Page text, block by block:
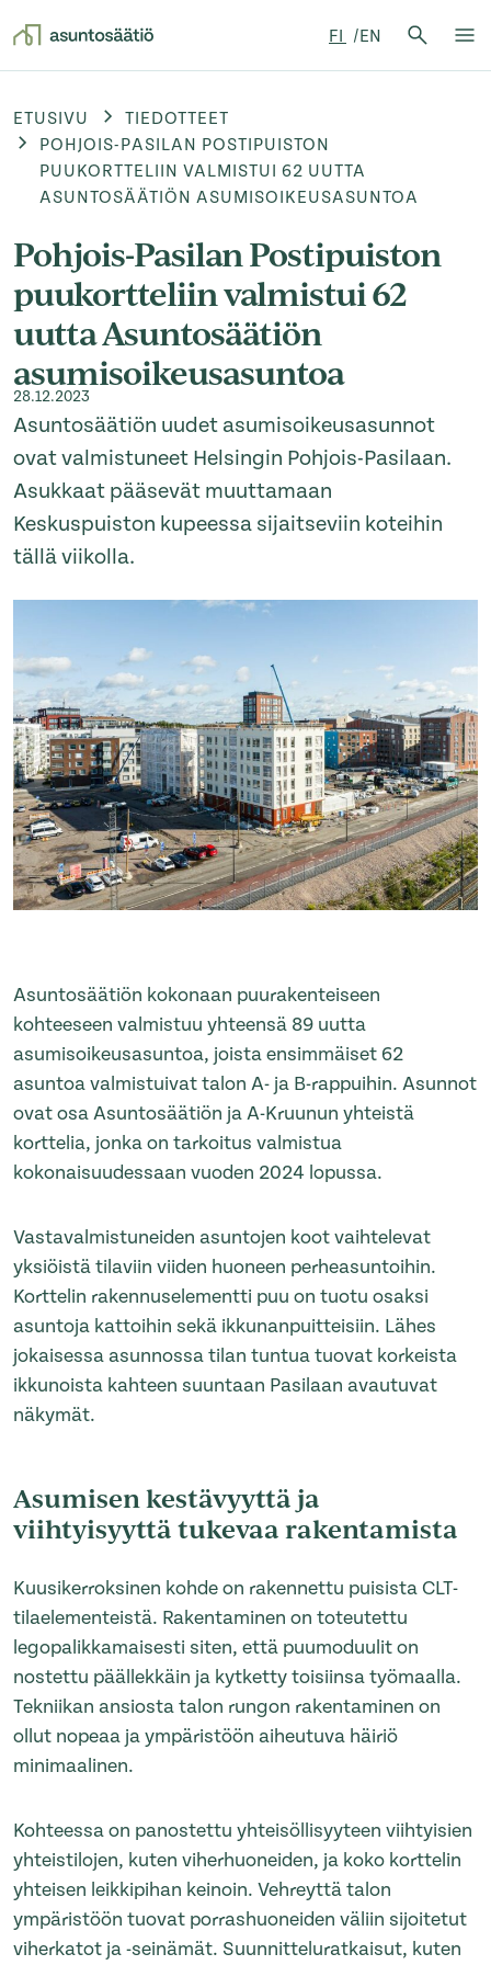
FI EN
Hae:
ETUSIVU
TIEDOTTEET
POHJOIS-PASILAN POSTIPUISTON
PUUKORTTELIIN VALMISTUI 62 UUTTA
ASUNTOSÄÄTIÖN ASUMISOIKEUSASUNTOA
Pohjois-Pasilan Postipuiston
puukortteliin valmistui 62
uutta Asuntosäätiön
asumisoikeusasuntoa
28.12.2023
Asuntosäätiön uudet asumisoikeusasunnot
ovat valmistuneet Helsingin Pohjois-Pasilaan.
Asukkaat pääsevät muuttamaan
Keskuspuiston kupeessa sijaitseviin koteihin
tällä viikolla.
Asuntosäätiön kokonaan puurakenteiseen
kohteeseen valmistuu yhteensä 89 uutta
asumisoikeusasuntoa, joista ensimmäiset 62
asuntoa valmistuivat talon A- ja B-rappuihin. Asunnot
ovat osa Asuntosäätiön ja A-Kruunun yhteistä
korttelia, jonka on tarkoitus valmistua
kokonaisuudessaan vuoden 2024 lopussa.
Vastavalmistuneiden asuntojen koot vaihtelevat
yksiöistä tilaviin viiden huoneen perheasuntoihin.
Korttelin rakennuselementti puu on tuotu osaksi
asuntoja kattoihin sekä ikkunanpuitteisiin. Lähes
jokaisessa asunnossa tilan tuntua tuovat korkeista
ikkunoista kahteen suuntaan Pasilaan avautuvat
näkymät.
Asumisen kestävyyttä ja
viihtyisyyttä tukevaa rakentamista
Kuusikerroksinen kohde on rakennettu puisista CLT-
tilaelementeistä. Rakentaminen on toteutettu
legopalikkamaisesti siten, että puumoduulit on
nostettu päällekkäin ja kytketty toisiinsa työmaalla.
Tekniikan ansiosta talon rungon rakentaminen on
ollut nopeaa ja ympäristöön aiheutuva häiriö
minimaalinen.
Kohteessa on panostettu yhteisöllisyyteen viihtyisien
yhteistilojen, kuten viherhuoneiden, ja koko korttelin
yhteisen leikkipihan keinoin. Vehreyttä talon
ympäristöön tuovat porrashuoneiden väliin sijoitetut
viherkatot ja -seinämät. Suunnitteluratkaisut, kuten